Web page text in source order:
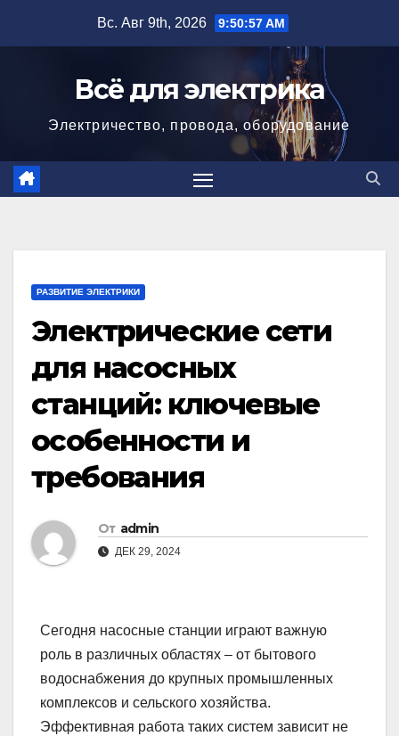
Вс. Авг 9th, 2026 9:50:59 AM
Всё для электрика
Электричество, провода, оборудование
РАЗВИТИЕ ЭЛЕКТРИКИ
Электрические сети
для насосных
станций: ключевые
особенности и
требования
От admin
ДЕК 29, 2024
Сегодня насосные станции играют важную
роль в различных областях – от бытового
водоснабжения до крупных промышленных
комплексов и сельского хозяйства.
Эффективная работа таких систем зависит не